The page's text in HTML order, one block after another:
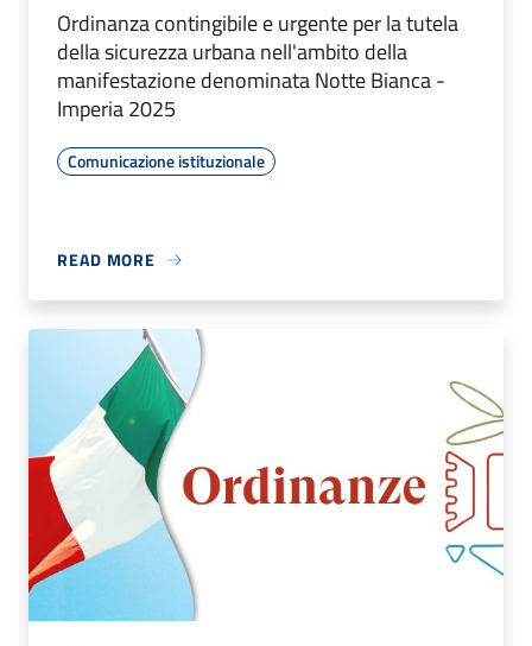
Ordinanza contingibile e urgente per la tutela
della sicurezza urbana nell'ambito della
manifestazione denominata Notte Bianca -
Imperia 2025
Comunicazione istituzionale
READ MORE